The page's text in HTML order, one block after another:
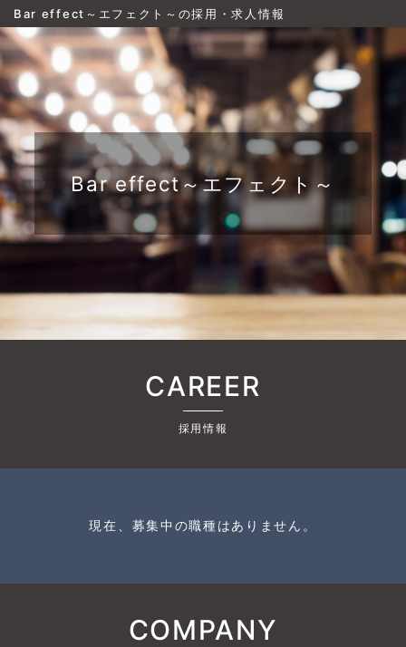
Bar effect～エフェクト～の採用・求人情報
Bar effect～エフェクト～
CAREER
採用情報
現在、募集中の職種はありません。
COMPANY